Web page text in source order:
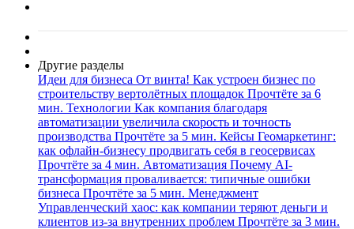
Другие разделы
Идеи для бизнеса От винта! Как устроен бизнес по
строительству вертолётных площадок Прочтёте за 6
мин. Технологии Как компания благодаря
автоматизации увеличила скорость и точность
производства Прочтёте за 5 мин. Кейсы Геомаркетинг:
как офлайн-бизнесу продвигать себя в геосервисах
Прочтёте за 4 мин. Автоматизация Почему AI-
трансформация проваливается: типичные ошибки
бизнеса Прочтёте за 5 мин. Менеджмент
Управленческий хаос: как компании теряют деньги и
клиентов из-за внутренних проблем Прочтёте за 3 мин.